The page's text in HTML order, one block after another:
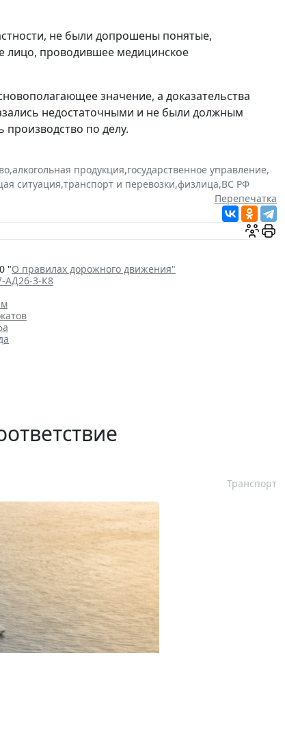
не были допрошены понятые,
лицо, проводившее медицинское
значение, а доказательства
недостаточными и не были должным
по делу.
,алкогольная продукция,государственное управление,
ситуация,транспорт и перевозки,физлица,ВС РФ
Перепечатка
"О правилах дорожного движения"
АД26-3-К8
Транспорт